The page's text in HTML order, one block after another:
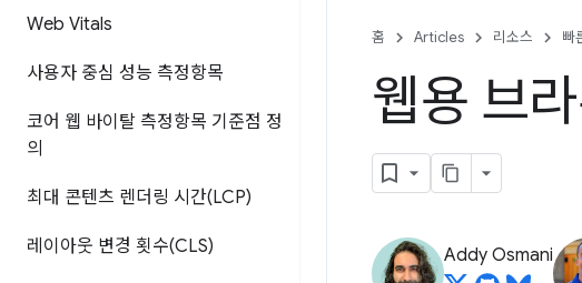
Web Vitals
사용자 중심 성능 측정항목
코어 웹 바이탈 측정항목 기준점 정
의
최대 콘텐츠 렌더링 시간(LCP)
레이아웃 변경 횟수(CLS)
홈 Articles 리소스 빠
웹용 브
Addy Osmani